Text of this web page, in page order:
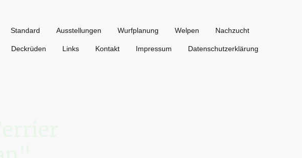
Standard Ausstellungen Wurfplanung Welpen Nachzucht
Deckrüden Links Kontakt Impressum Datenschutzerklärung